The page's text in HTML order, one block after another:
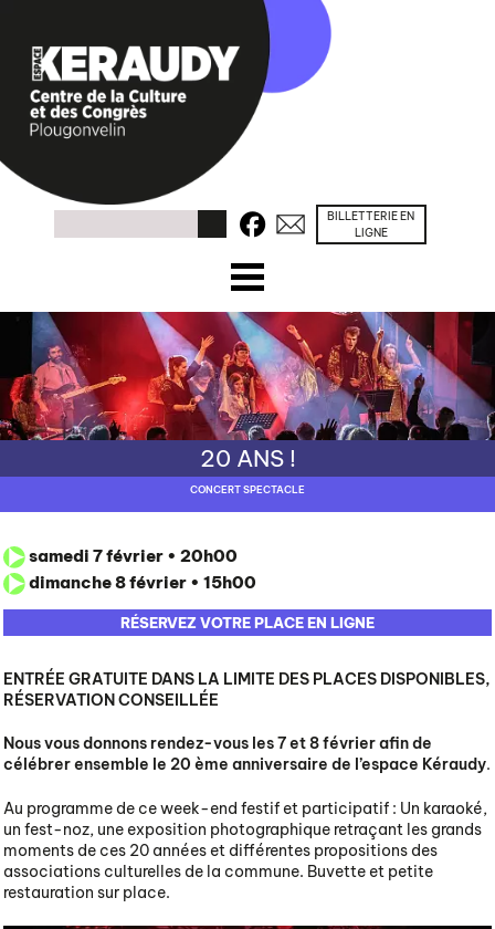
FacebookContactsBILLETTERIE EN
LIGNE
☰ Menu
PROGRAMME
CONGRÈS / SÉMINAIRES
PÔLE CULTUREL
INFOS PRATIQUES
20 ANS !
CONCERT SPECTACLE
samedi 7 février • 20h00
dimanche 8 février • 15h00
RÉSERVEZ VOTRE PLACE EN LIGNE
ENTRÉE GRATUITE DANS LA LIMITE DES PLACES DISPONIBLES,
RÉSERVATION CONSEILLÉE
Nous vous donnons rendez-vous les 7 et 8 février afin de
célébrer ensemble le 20 ème anniversaire de l’espace Kéraudy.
Au programme de ce week-end festif et participatif : Un karaoké,
un fest-noz, une exposition photographique retraçant les grands
moments de ces 20 années et différentes propositions des
associations culturelles de la commune. Buvette et petite
restauration sur place.